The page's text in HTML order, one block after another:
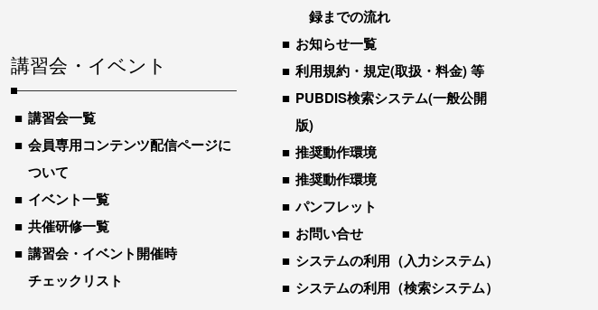
講習会・イベント
講習会一覧
会員専用コンテンツ配信ページに
ついて
イベント一覧
共催研修一覧
講習会・イベント開催時
チェックリスト
録までの流れ
お知らせ一覧
利用規約・規定(取扱・料金) 等
PUBDIS検索システム(一般公開
版)
推奨動作環境
推奨動作環境
パンフレット
お問い合せ
システムの利用（入力システム）
システムの利用（検索システム）